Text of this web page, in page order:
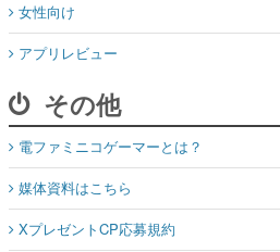
女性向け
アプリレビュー
その他
電ファミニコゲーマーとは？
媒体資料はこちら
XプレゼントCP応募規約